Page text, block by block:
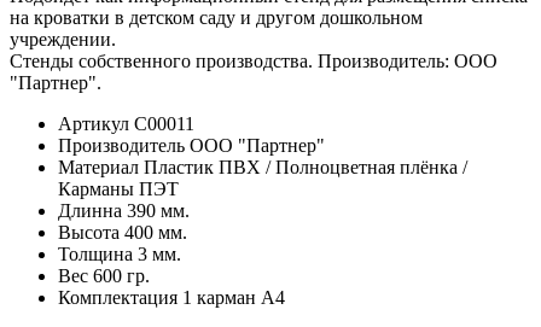
на кроватки в детском саду и другом дошкольном
учреждении.
Стенды собственного производства. Производитель: ООО
"Партнер".
Артикул С00011
Производитель ООО "Партнер"
Материал Пластик ПВХ / Полноцветная плёнка /
Карманы ПЭТ
Длинна 390 мм.
Высота 400 мм.
Толщина 3 мм.
Вес 600 гр.
Комплектация 1 карман А4